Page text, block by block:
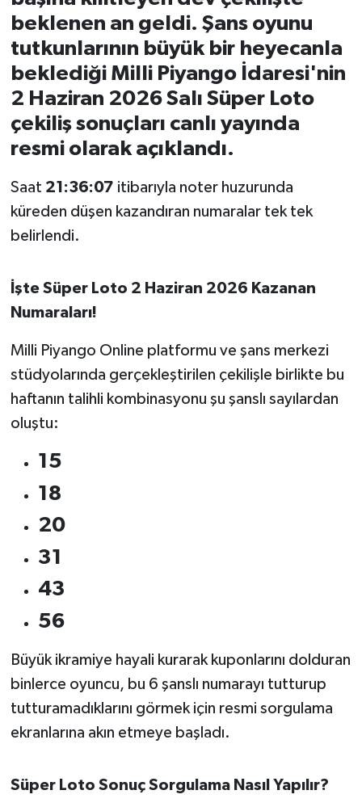
beklenen an geldi. Şans oyunu
tutkunlarının büyük bir heyecanla
beklediği Milli Piyango İdaresi'nin
2 Haziran 2026 Salı Süper Loto
çekiliş sonuçları canlı yayında
resmi olarak açıklandı.
Saat 21:36:07 itibarıyla noter huzurunda
küreden düşen kazandıran numaralar tek tek
belirlendi.
İşte Süper Loto 2 Haziran 2026 Kazanan
Numaraları!
Milli Piyango Online platformu ve şans merkezi
stüdyolarında gerçekleştirilen çekilişle birlikte bu
haftanın talihli kombinasyonu şu şanslı sayılardan
oluştu:
15
18
20
31
43
56
Büyük ikramiye hayali kurarak kuponlarını dolduran
binlerce oyuncu, bu 6 şanslı numarayı tutturup
tutturamadıklarını görmek için resmi sorgulama
ekranlarına akın etmeye başladı.
Süper Loto Sonuç Sorgulama Nasıl Yapılır?
İvrindi
KENT GÜNDEMİ
Kepsut
MAGAZİN
MANŞET
Manyas
OTOMOTİV
Resmi İlanlar
Savaştepe
SEYAHAT
Sındırgı
SPOR
SÜRMANŞET
Susurluk
TARİHTE BUGÜN